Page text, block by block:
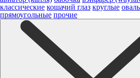
классические кошачий глаз круглые
прямоугольные прочие